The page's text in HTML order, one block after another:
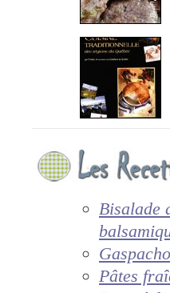
Bisalade
Pâtes